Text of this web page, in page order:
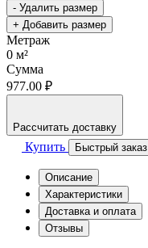
- Удалить размер
+ Добавить размер
Метраж
0 м²
Сумма
977.00 ₽
Рассчитать доставку
Купить Быстрый заказ
Описание
Характеристики
Доставка и оплата
Отзывы